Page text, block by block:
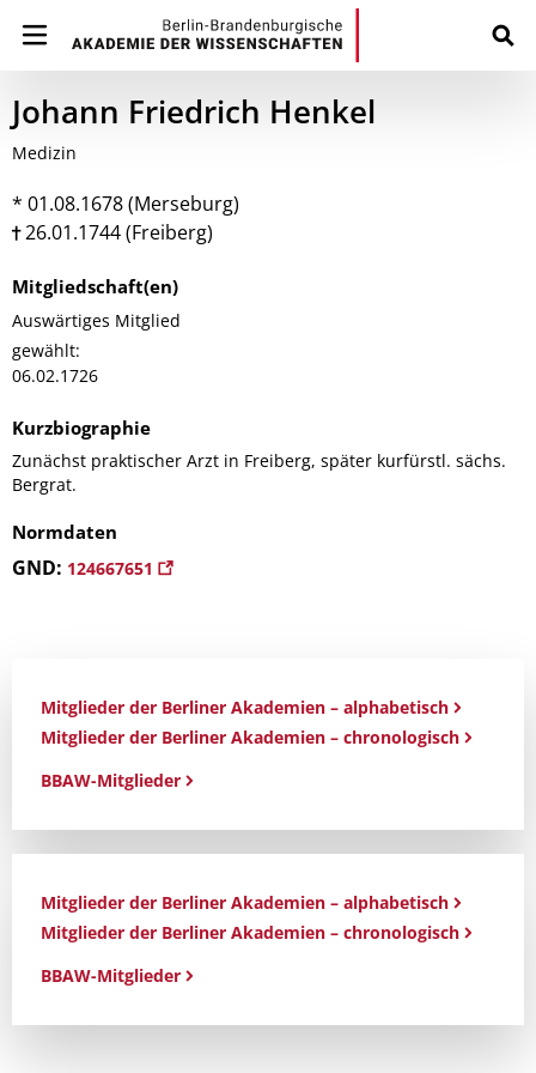
Johann Friedrich Henkel
Medizin
* 01.08.1678 (Merseburg)
26.01.1744 (Freiberg)
Mitgliedschaft(en)
Auswärtiges Mitglied
gewählt:
06.02.1726
Kurzbiographie
Zunächst praktischer Arzt in Freiberg, später kurfürstl. sächs.
Bergrat.
Normdaten
GND: 124667651
Mitglieder der Berliner Akademien – alphabetisch
Mitglieder der Berliner Akademien – chronologisch
BBAW-Mitglieder
Mitglieder der Berliner Akademien – alphabetisch
Mitglieder der Berliner Akademien – chronologisch
BBAW-Mitglieder